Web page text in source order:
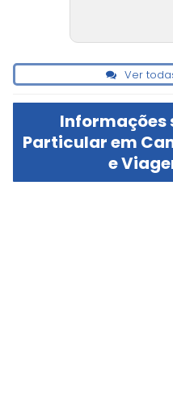
Ver
Informações
Particular em
e